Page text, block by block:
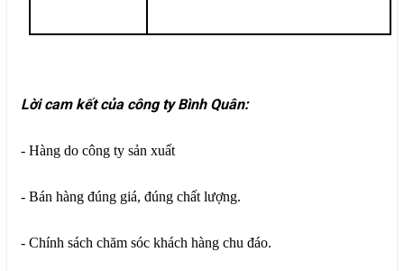
Lời cam kết của công ty Bình Quân:
- Hàng do công ty sản xuất
- Bán hàng đúng giá, đúng chất lượng.
- Chính sách chăm sóc khách hàng chu đáo.